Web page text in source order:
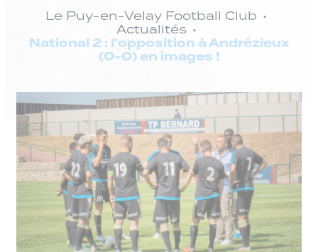
Le Puy-en-Velay Football Club
Actualités
National 2 : l’opposition à Andrézieux
(0-0) en images !